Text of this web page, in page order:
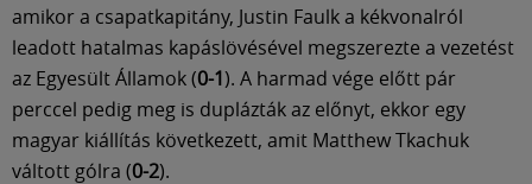
amikor a csapatkapitány, Justin Faulk a kékvonalról
leadott hatalmas kapáslövésével megszerezte a vezetést
az Egyesült Államok (0-1). A harmad vége előtt pár
perccel pedig meg is duplázták az előnyt, ekkor egy
magyar kiállítás következett, amit Matthew Tkachuk
váltott gólra (0-2).